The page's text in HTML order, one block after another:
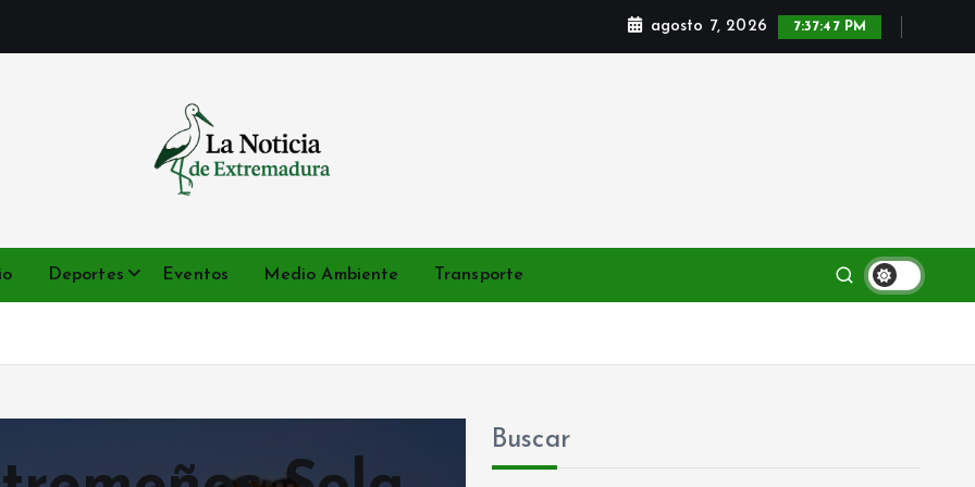
agosto 7, 2026 7:37:48 PM
Deportes Eventos Medio Ambiente Transporte
Buscar